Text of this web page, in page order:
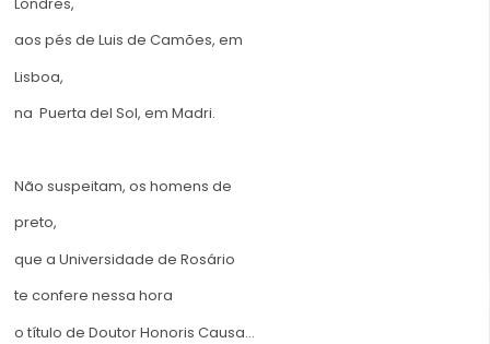
aos pés de Luis de Camões, em
Lisboa,
na Puerta del Sol, em Madri.
Não suspeitam, os homens de
preto,
que a Universidade de Rosário
te confere nessa hora
o título de Doutor Honoris Causa…